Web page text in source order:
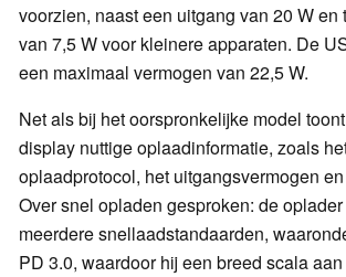
voorzien, naast een uitgang van 20 W en
van 7,5 W voor kleinere apparaten. De
een maximaal vermogen van 22,5 W.
Net als bij het oorspronkelijke model
display nuttige oplaadinformatie, zoals
oplaadprotocol, het uitgangsvermogen
Over snel opladen gesproken: de
meerdere snellaadstandaarden,
PD 3.0, waardoor hij een breed scala